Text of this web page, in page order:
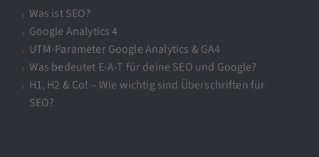
Was ist SEO?
Google Analytics 4
UTM-Parameter Google Analytics & GA4
Was bedeutet E-A-T für deine SEO und Google?
H1, H2 & Co! – Wie wichtig sind Überschriften für
SEO?